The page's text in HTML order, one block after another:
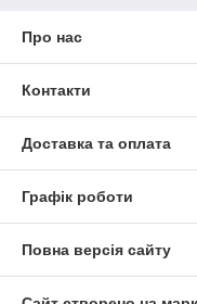
Про нас
Контакти
Доставка та оплата
Графік роботи
Повна версія сайту